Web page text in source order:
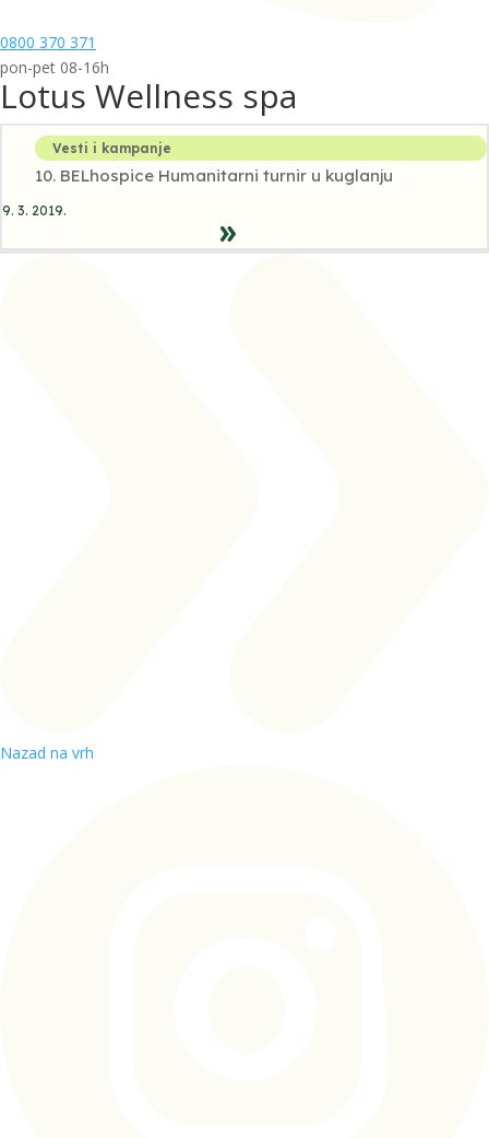
0800 370 371
pon-pet 08-16h
Lotus Wellness spa
Vesti i kampanje
10. BELhospice Humanitarni turnir u kuglanju
9. 3. 2019.
Nazad na vrh